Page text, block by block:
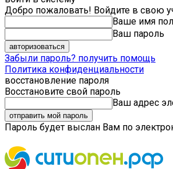
Добро пожаловать! Войдите в свою
Ваше имя
Ваш пароль
Забыли пароль? получить помощь
Политика конфиденциальности
восстановление пароля
Восстановите свой пароль
Ваш адрес
Пароль будет выслан Вам по